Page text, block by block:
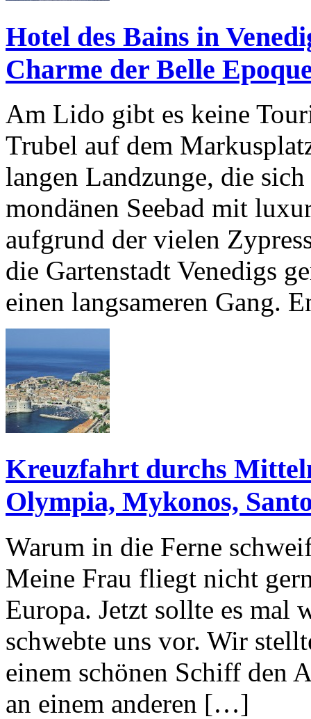
Hotel des Bains in
Charme der Belle
Am Lido gibt es keine
Trubel auf dem
langen Landzunge, die
mondänen Seebad mit
aufgrund der vielen
die Gartenstadt Venedigs
einen langsameren Gang.
Kreuzfahrt durchs
Olympia, Mykonos,
Warum in die Ferne
Meine Frau fliegt nicht
Europa. Jetzt sollte es mal
schwebte uns vor. Wir
einem schönen Schiff den
an einem anderen […]